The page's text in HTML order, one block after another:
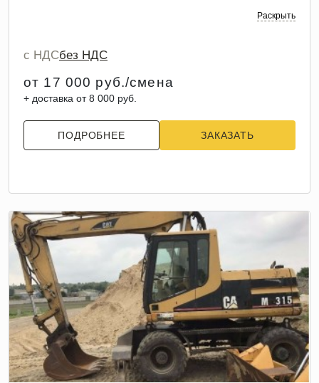
Раскрыть
с НДСбез НДС
от 17 000 руб./смена
+ доставка от 8 000 руб.
ПОДРОБНЕЕ ЗАКАЗАТЬ